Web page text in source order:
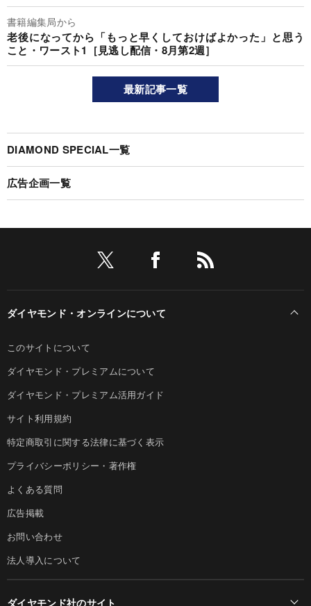
書籍編集局から
老後になってから「もっと早くしておけばよかった」と思う
こと・ワースト1［見逃し配信・8月第2週］
最新記事一覧
DIAMOND SPECIAL一覧
広告企画一覧
ダイヤモンド・オンラインについて
このサイトについて
ダイヤモンド・プレミアムについて
ダイヤモンド・プレミアム活用ガイド
サイト利用規約
特定商取引に関する法律に基づく表示
プライバシーポリシー・著作権
よくある質問
広告掲載
お問い合わせ
法人導入について
ダイヤモンド社のサイト